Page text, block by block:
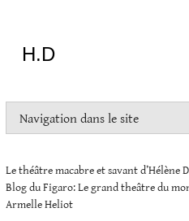
H.D
devrait
tout
essayer
Navigation dans le site
Le théâtre macabre et savant d’Hélène
Blog du Figaro: Le grand theâtre du
Armelle Heliot